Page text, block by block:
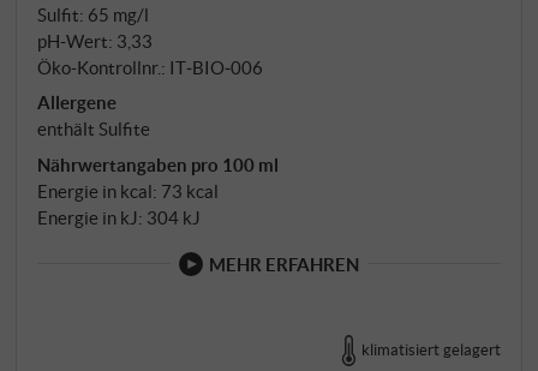
Sulfit: 65 mg/l
pH-Wert: 3,33
Öko-Kontrollnr.: IT‑BIO‑006
Allergene
enthält Sulfite
Nährwertangaben pro 100 ml
Energie in kcal: 73 kcal
Energie in kJ: 304 kJ
MEHR ERFAHREN
klimatisiert gelagert